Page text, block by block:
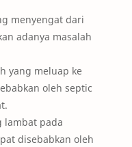
menyengat dari
adanya masalah
yang meluap ke
oleh septic
lambat pada
disebabkan oleh